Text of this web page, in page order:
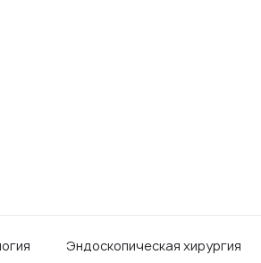
Эндоскопическая хирургия